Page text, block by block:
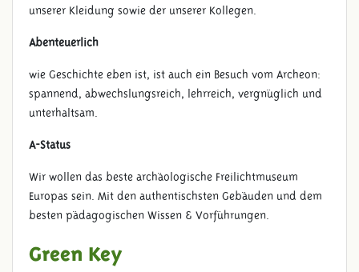
unserer Kleidung sowie der unserer Kollegen.
Abenteuerlich
wie Geschichte eben ist, ist auch ein Besuch vom Archeon:
spannend, abwechslungsreich, lehrreich, vergnüglich und
unterhaltsam.
A-Status
Wir wollen das beste archäologische Freilichtmuseum
Europas sein. Mit den authentischsten Gebäuden und dem
besten pädagogischen Wissen & Vorführungen.
Green Key